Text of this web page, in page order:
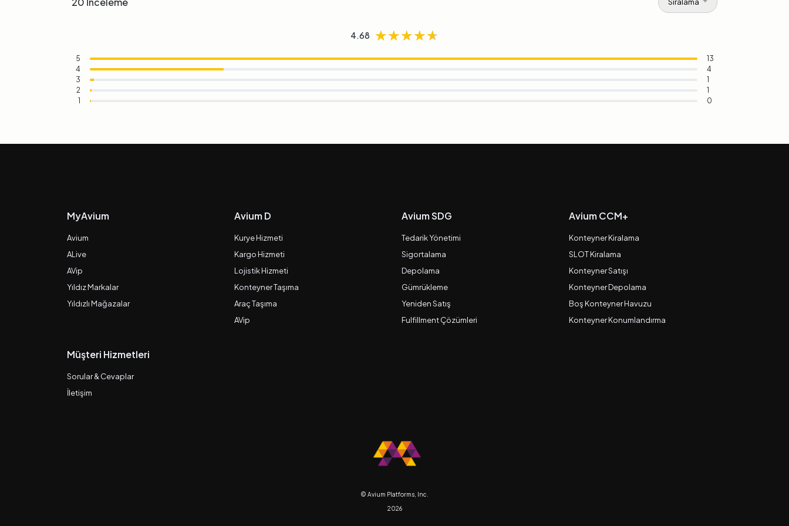
4.68 ★★★★★
★★★★★
★★★★★
5
13
4
4
3
1
2
1
1
0
MyAvium
Avium
ALive
AVip
Yıldız Markalar
Yıldızlı Mağazalar
Avium D
Kurye Hizmeti
Kargo Hizmeti
Lojistik Hizmeti
Konteyner Taşıma
Araç Taşıma
AVip
Avium SDG
Tedarik Yönetimi
Sigortalama
Depolama
Gümrükleme
Yeniden Satış
Fulfillment Çözümleri
Avium CCM+
Konteyner Kiralama
SLOT Kiralama
Konteyner Satışı
Konteyner Depolama
Boş Konteyner Havuzu
Konteyner Konumlandırma
Müşteri Hizmetleri
Sorular & Cevaplar
İletişim
© Avium Platforms, Inc.
2026